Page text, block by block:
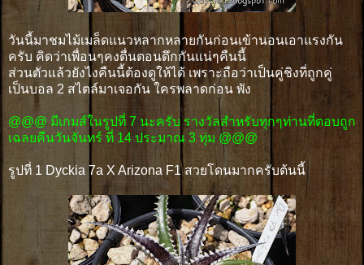
วันนี้มาชมไม้เมล็ดแนวหลากหลายกันก่อนเข้านอนเอาแรงกัน
ครับ คิดว่าเพื่อนๆคงตื่นตอนดึกกันแน่ๆคืนนี้
ส่วนตัวแล้วยังไงคืนนี้ต้องดูให้ได้ เพราะถือว่าเป็นคู่ชิงที่ถูกคู่
เป็นบอล 2 สไตล์มาเจอกัน ใครพลาดก่อน พัง
@@@ มีเกมส์ในรูปที่ 7 นะครับ รางวัลสำหรับทุกๆท่านที่ตอบถูก
เฉลยคืนวันจันทร์ ที่ 14 ประมาณ 3 ทุ่ม @@@
รูปที่ 1 Dyckia 7a X Arizona F1 สวยโดนมากครับต้นนี้